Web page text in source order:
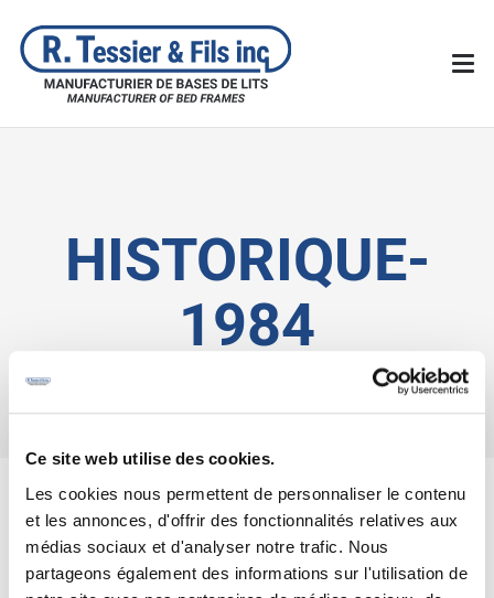
Ce site web utilise des cookies.
Les cookies nous permettent de personnaliser le contenu
et les annonces, d'offrir des fonctionnalités relatives aux
médias sociaux et d'analyser notre trafic. Nous
partageons également des informations sur l'utilisation de
HISTORIQUE-
1984